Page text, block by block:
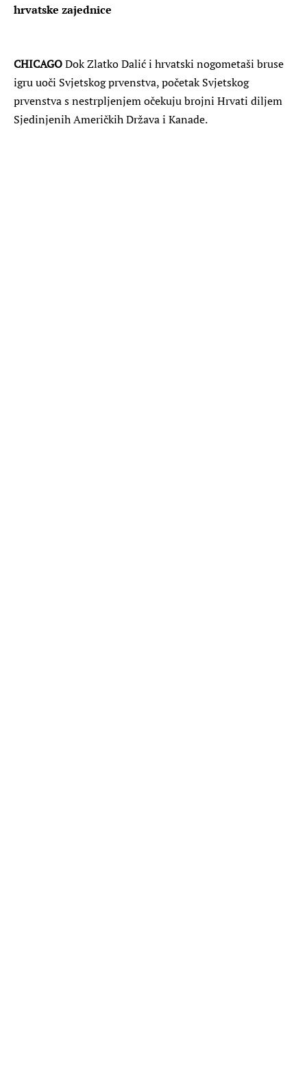
hrvatske zajednice
CHICAGODok Zlatko Dalić i hrvatski nogometaši bruse
igru uoči Svjetskog prvenstva, početak Svjetskog
prvenstva s nestrpljenjem očekuju brojni Hrvati diljem
Sjedinjenih Američkih Država i Kanade.